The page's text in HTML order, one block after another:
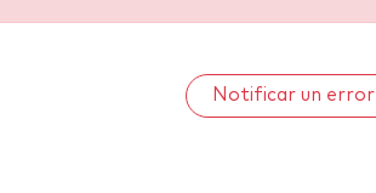
Notificar un error